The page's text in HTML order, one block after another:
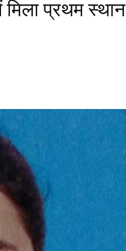
मिला प्रथम स्थान